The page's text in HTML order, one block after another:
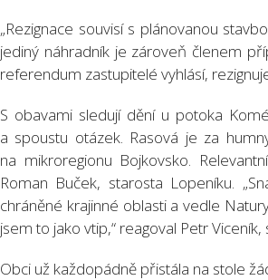
„Rezignace souvisí s plánovanou
jediný náhradník je zároveň členem
referendum zastupitelé vyhlásí,
S obavami sledují dění u potoka
a spoustu otázek. Rasová je za
na mikroregionu Bojkovsko.
Roman Buček, starosta Lopeníku.
chráněné krajinné oblasti a vedle
jsem to jako vtip,“ reagoval Petr
Obci už každopádně přistála na stole